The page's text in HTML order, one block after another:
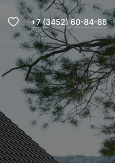
+7 (3452) 60-84-88